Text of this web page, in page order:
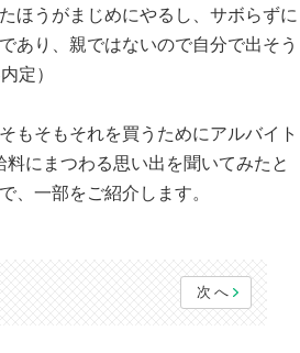
ほうがまじめにやるし、サボらずに
あり、親ではないので自分で出そう
定）
もそもそれを買うためにアルバイト
にまつわる思い出を聞いてみたと
、一部をご紹介します。
次へ